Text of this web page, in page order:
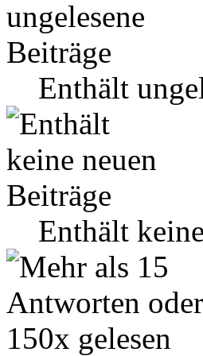
Enthält
Enthält